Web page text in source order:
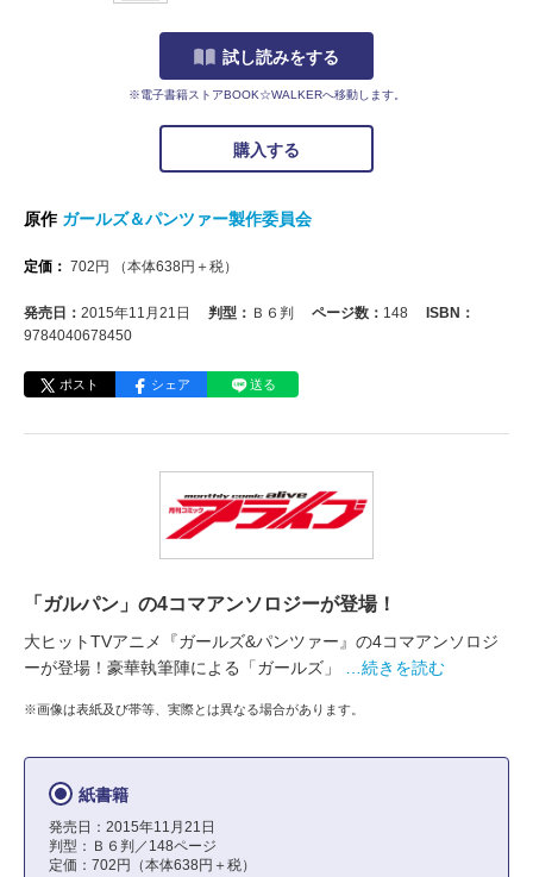
試し読みをする
※電子書籍ストアBOOK☆WALKERへ移動します。
購入する
原作 ガールズ＆パンツァー製作委員会
定価： 702 円 （本体638円＋税）
発売日： 2015年11月21日 判型： Ｂ６判 ページ数： 148
ISBN：
9784040678450
ポスト シェア 送る
「ガルパン」の4コマアンソロジーが登場！
大ヒットTVアニメ『ガールズ&パンツァー』の4コマアンソロジ
ーが登場！豪華執筆陣による「ガールズ」
…続きを読む
※画像は表紙及び帯等、実際とは異なる場合があります。
紙書籍
発売日：2015年11月21日
判型：Ｂ６判／148ページ
定価：702円（本体638円＋税）